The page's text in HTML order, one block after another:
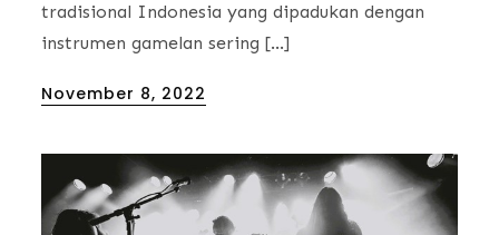
tradisional Indonesia yang dipadukan dengan
instrumen gamelan sering […]
Posted
November 8, 2022